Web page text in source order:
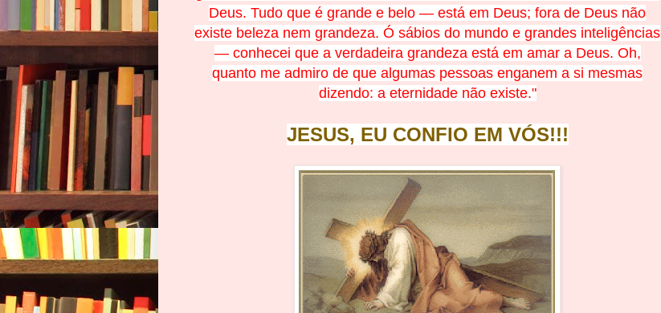
Deus. Tudo que é grande e belo — está em Deus; fora de Deus não
existe beleza nem grandeza. Ó sábios do mundo e grandes inteligências
— conhecei que a verdadeira grandeza está em amar a Deus. Oh,
quanto me admiro de que algumas pessoas enganem a si mesmas
dizendo: a eternidade não existe."
JESUS, EU CONFIO EM VÓS!!!